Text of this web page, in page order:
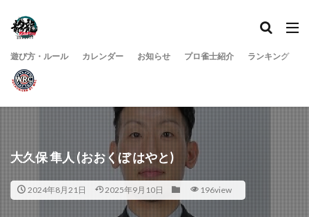
遊び方・ルール カレンダー お知らせ プロ雀士紹介 ランキング
大久保 隼人 (おおくぼ はやと)
2024年8月21日 2025年9月10日 196view